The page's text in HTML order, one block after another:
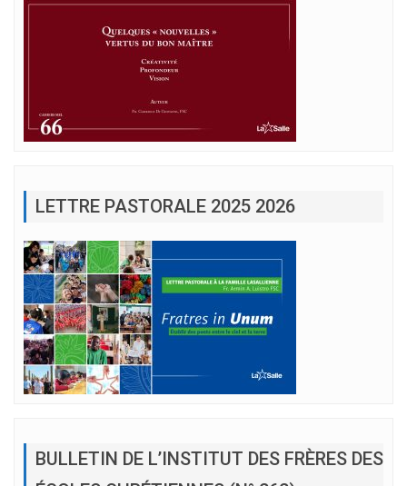
LETTRE PASTORALE 2025 2026
BULLETIN DE L’INSTITUT DES FRÈRES DES